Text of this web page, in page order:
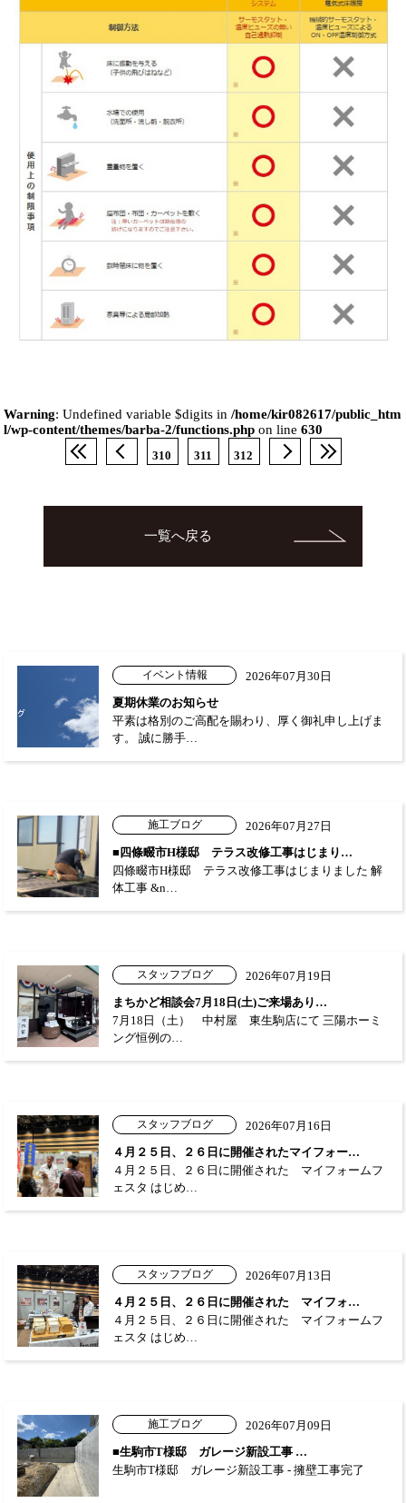
Warning: Undefined variable $digits in/home/kir082617/public_htm
l/wp-content/themes/barba-2/functions.php on line630
310 311 312
一覧へ戻る
イベント情報
2026年07月30日
夏期休業のお知らせ
平素は格別のご高配を賜わり、厚く御礼申し上げま
す。 誠に勝手…
施工ブログ
2026年07月27日
■四條畷市H様邸 テラス改修工事はじまり…
四條畷市H様邸 テラス改修工事はじまりました 解
体工事 &n…
スタッフブログ
2026年07月19日
まちかど相談会7月18日(土)ご来場あり…
7月18日（土） 中村屋 東生駒店にて 三陽ホーミ
ング恒例の…
スタッフブログ
2026年07月16日
４月２５日、２６日に開催されたマイフォー…
４月２５日、２６日に開催された マイフォームフ
ェスタ はじめ…
スタッフブログ
2026年07月13日
４月２５日、２６日に開催された マイフォ…
４月２５日、２６日に開催された マイフォームフ
ェスタ はじめ…
施工ブログ
2026年07月09日
■生駒市T様邸 ガレージ新設工事 …
生駒市T様邸 ガレージ新設工事 - 擁壁工事完了